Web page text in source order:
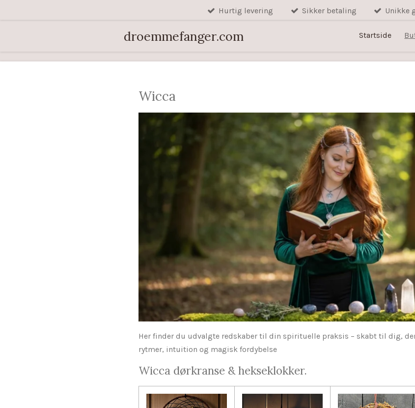
Hurtig levering Sikker betaling Unikke
droemmefanger.com Startside
Wicca
Her finder du udvalgte redskaber til din spirituelle praksis – skabt til dig,
rytmer, intuition og magisk fordybelse
Wicca dørkranse & hekseklokker.